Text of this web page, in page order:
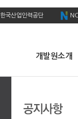
한국산업인력공단
개발원소개